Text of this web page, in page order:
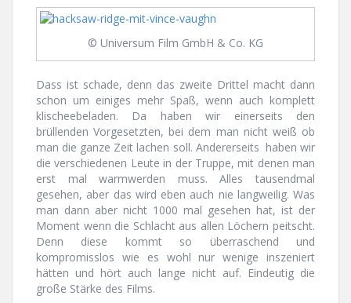
© Universum Film GmbH & Co. KG
Dass ist schade, denn das zweite Drittel macht dann
schon um einiges mehr Spaß, wenn auch komplett
klischeebeladen. Da haben wir einerseits den
brüllenden Vorgesetzten, bei dem man nicht weiß ob
man die ganze Zeit lachen soll. Andererseits haben wir
die verschiedenen Leute in der Truppe, mit denen man
erst mal warmwerden muss. Alles tausendmal
gesehen, aber das wird eben auch nie langweilig. Was
man dann aber nicht 1000 mal gesehen hat, ist der
Moment wenn die Schlacht aus allen Löchern peitscht.
Denn diese kommt so überraschend und
kompromisslos wie es wohl nur wenige inszeniert
hätten und hört auch lange nicht auf. Eindeutig die
große Stärke des Films.